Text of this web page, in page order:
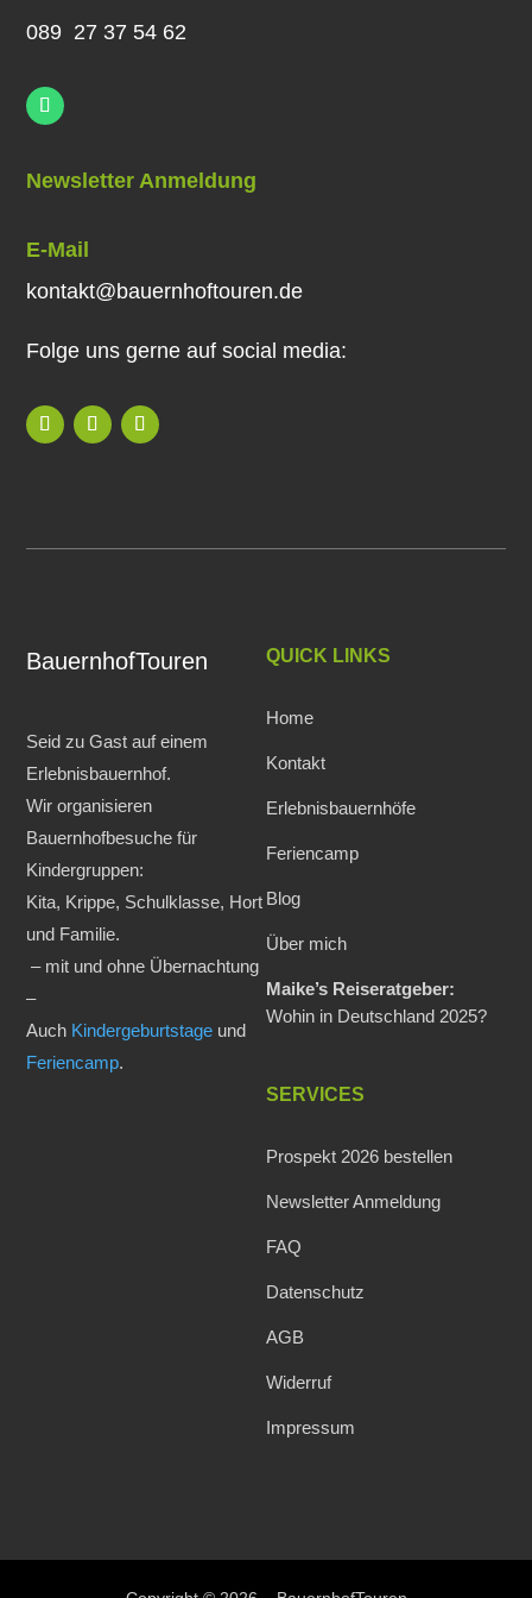
089 27 37 54 62
Newsletter Anmeldung
E-Mail
kontakt@bauernhoftouren.de
Folge uns gerne auf social media:
BauernhofTouren
Seid zu Gast auf einem
Erlebnisbauernhof.
Wir organisieren
Bauernhofbesuche für
Kindergruppen:
Kita, Krippe, Schulklasse, Hort
und Familie.
– mit und ohne Übernachtung
–
Auch Kindergeburtstage und
Feriencamp.
QUICK LINKS
Home
Kontakt
Erlebnisbauernhöfe
Feriencamp
Blog
Über mich
Maike’s Reiseratgeber:
Wohin in Deutschland 2025?
SERVICES
Prospekt 2026 bestellen
Newsletter Anmeldung
FAQ
Datenschutz
AGB
Widerruf
Impressum